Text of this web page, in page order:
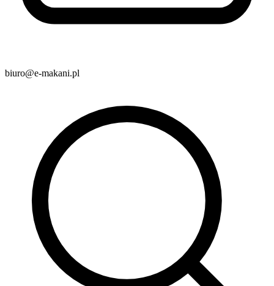
biuro@e-makani.pl